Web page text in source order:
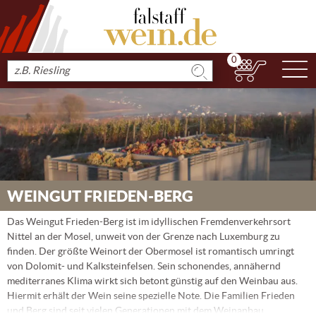
Produkt
suchen
0
WEINGUT FRIEDEN-BERG
Das Weingut Frieden-Berg ist im idyllischen Fremdenverkehrsort
Nittel an der Mosel, unweit von der Grenze nach Luxemburg zu
finden. Der größte Weinort der Obermosel ist romantisch umringt
von Dolomit- und Kalksteinfelsen. Sein schonendes, annähernd
mediterranes Klima wirkt sich betont günstig auf den Weinbau aus.
Hiermit erhält der Wein seine spezielle Note. Die Familien Frieden
und Berg sind seit vielen Generationen mit dem Weinanbau